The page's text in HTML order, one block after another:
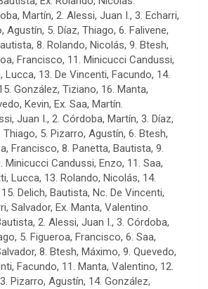
Martín, 2. Alessi, Juan I., 3. Echarri,
Agustín, 5. Díaz, Thiago, 6. Falivene,
8. Rolando, Nicolás, 9. Btesh,
Francisco, 11. Minicucci Candussi,
Lucca, 13. De Vincenti, Facundo, 14.
González, Tiziano, 16. Manta,
Kevin, Ex. Saa, Martín.
Juan I., 2. Córdoba, Martín, 3. Díaz,
Thiago, 5. Pizarro, Agustín, 6. Btesh,
Francisco, 8. Panetta, Bautista, 9.
Minicucci Candussi, Enzo, 11. Saa,
Lucca, 13. Rolando, Nicolás, 14.
Delich, Bautista, Nc. De Vincenti,
Salvador, Ex. Manta, Valentino.
2. Alessi, Juan I., 3. Córdoba,
5. Figueroa, Francisco, 6. Saa,
8. Btesh, Máximo, 9. Quevedo,
Facundo, 11. Manta, Valentino, 12.
Pizarro, Agustín, 14. González,